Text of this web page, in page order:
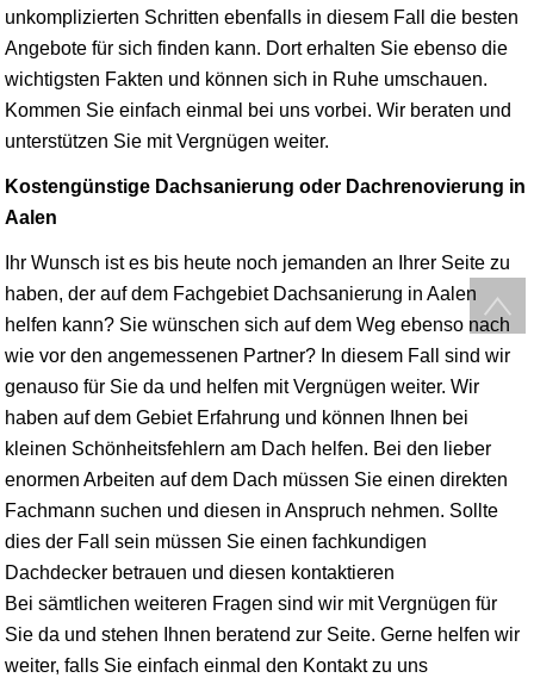
unkomplizierten Schritten ebenfalls in diesem Fall die besten
Angebote für sich finden kann. Dort erhalten Sie ebenso die
wichtigsten Fakten und können sich in Ruhe umschauen.
Kommen Sie einfach einmal bei uns vorbei. Wir beraten und
unterstützen Sie mit Vergnügen weiter.
Kostengünstige Dachsanierung oder Dachrenovierung in
Aalen
Ihr Wunsch ist es bis heute noch jemanden an Ihrer Seite zu
haben, der auf dem Fachgebiet Dachsanierung in Aalen
helfen kann? Sie wünschen sich auf dem Weg ebenso nach
wie vor den angemessenen Partner? In diesem Fall sind wir
genauso für Sie da und helfen mit Vergnügen weiter. Wir
haben auf dem Gebiet Erfahrung und können Ihnen bei
kleinen Schönheitsfehlern am Dach helfen. Bei den lieber
enormen Arbeiten auf dem Dach müssen Sie einen direkten
Fachmann suchen und diesen in Anspruch nehmen. Sollte
dies der Fall sein müssen Sie einen fachkundigen
Dachdecker betrauen und diesen kontaktieren
Bei sämtlichen weiteren Fragen sind wir mit Vergnügen für
Sie da und stehen Ihnen beratend zur Seite. Gerne helfen wir
weiter, falls Sie einfach einmal den Kontakt zu uns